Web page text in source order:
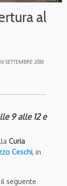
al
SETTEMBRE 2018
9 alle 12 e
Curia
Ceschi, in
seguente